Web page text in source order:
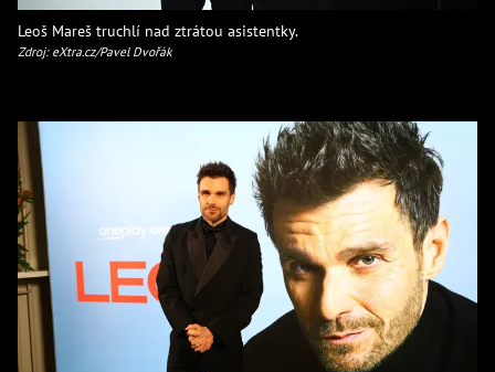
Leoš Mareš truchlí nad ztrátou asistentky.
Zdroj: eXtra.cz/Pavel Dvořák